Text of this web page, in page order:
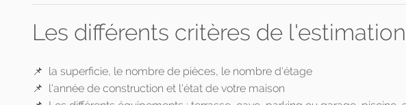
Les différents critères de
📌 la superficie, le nombre de pièces, le nombre d'étage
📌 l'année de construction et l'état de votre maison